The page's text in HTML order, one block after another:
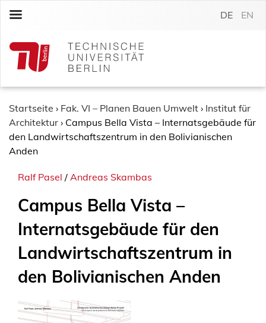
c
DE EN
Startseite › Fak. VI – Planen Bauen Umwelt › Institut für
Architektur › Campus Bella Vista – Internatsgebäude für
den Landwirtschaftszentrum in den Bolivianischen
Anden
Ralf Pasel / Andreas Skambas
Campus Bella Vista –
Internatsgebäude für den
Landwirtschaftszentrum in
den Bolivianischen Anden